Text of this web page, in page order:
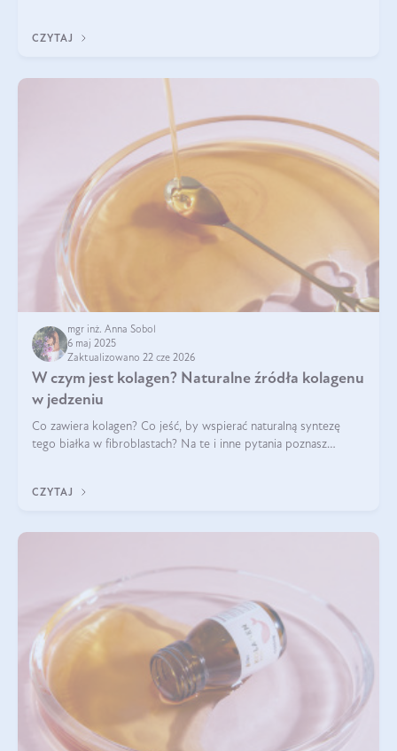
CZYTAJ
mgr inż. Anna Sobol
6 maj 2025
Zaktualizowano 22 cze 2026
W czym jest kolagen? Naturalne źródła kolagenu
w jedzeniu
Co zawiera kolagen? Co jeść, by wspierać naturalną syntezę
tego białka w fibroblastach? Na te i inne pytania poznasz
CZYTAJ